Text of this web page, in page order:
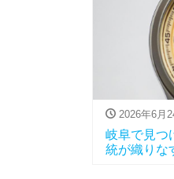
2026年6月
岐阜で見つ
統が織りな